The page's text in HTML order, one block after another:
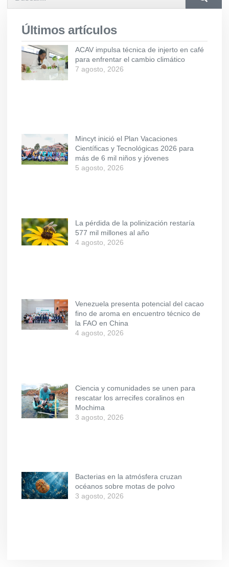
Últimos artículos
ACAV impulsa técnica de injerto en café
para enfrentar el cambio climático
7 agosto, 2026
Mincyt inició el Plan Vacaciones
Científicas y Tecnológicas 2026 para
más de 6 mil niños y jóvenes
5 agosto, 2026
La pérdida de la polinización restaría
577 mil millones al año
4 agosto, 2026
Venezuela presenta potencial del cacao
fino de aroma en encuentro técnico de
la FAO en China
4 agosto, 2026
Ciencia y comunidades se unen para
rescatar los arrecifes coralinos en
Mochima
3 agosto, 2026
Bacterias en la atmósfera cruzan
océanos sobre motas de polvo
3 agosto, 2026